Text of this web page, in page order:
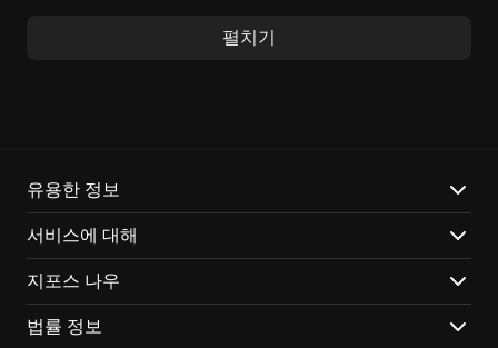
단, 그리고 주변 지형지물을 이용하는 센스까지 요구하는
을 지니고 있습니다. 시간과 장소에 제약 없이, 당신이 원
하는 순간 우주의 운명을 건 모험을 즐길 수 있습니다. 언
제 어디서든, 틈새시간을 활용하여 'Batora: Lost
Haven'의 세계에 푹 빠져보세요.
지금 바로 'Batora: Lost Haven'의 세계로 뛰어들어, 당신
펼치기
유용한 정보
서비스에 대해
지포스 나우
법률 정보